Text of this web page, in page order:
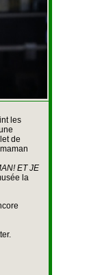
les
de
ET JE
la